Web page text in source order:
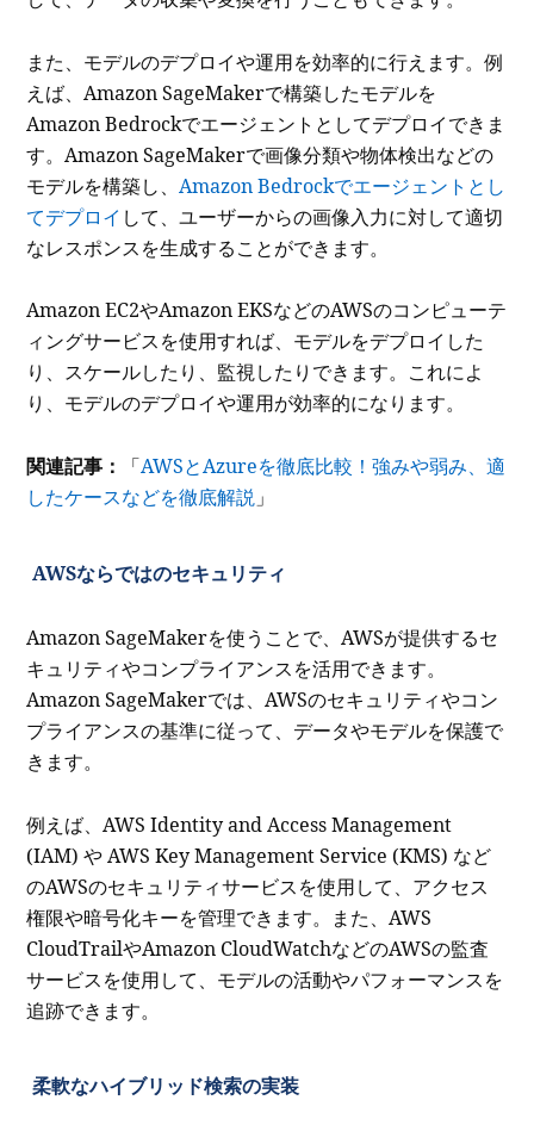
また、モデルのデプロイや運用を効率的に行えます。例
えば、Amazon SageMakerで構築したモデルを
Amazon Bedrockでエージェントとしてデプロイできま
す。Amazon SageMakerで画像分類や物体検出などの
モデルを構築し、Amazon Bedrockでエージェントとし
てデプロイ して、ユーザーからの画像入力に対して適切
なレスポンスを生成することができます。
Amazon EC2やAmazon EKSなどのAWSのコンピューテ
ィングサービスを使用すれば、モデルをデプロイした
り、スケールしたり、監視したりできます。これによ
り、モデルのデプロイや運用が効率的になります。
関連記事： 「AWSとAzureを徹底比較！強みや弱み、適
したケースなどを徹底解説 」
AWSならではのセキュリティ
Amazon SageMakerを使うことで、AWSが提供するセ
キュリティやコンプライアンスを活用できます。
Amazon SageMakerでは、AWSのセキュリティやコン
プライアンスの基準に従って、データやモデルを保護で
きます。
例えば、AWS Identity and Access Management
(IAM) や AWS Key Management Service (KMS) など
のAWSのセキュリティサービスを使用して、アクセス
権限や暗号化キーを管理できます。また、AWS
CloudTrailやAmazon CloudWatchなどのAWSの監査
サービスを使用して、モデルの活動やパフォーマンスを
追跡できます。
柔軟なハイブリッド検索の実装